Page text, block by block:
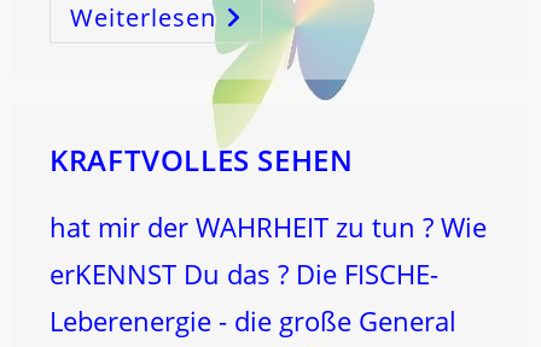
Weiterlesen5
–
SCHLÜSSELZAHL
Für
Den
Zahlenreigen
Und
Das
Leben!
KRAFTVOLLES SEHEN
hat mir der WAHRHEIT zu tun ? Wie
erKENNST Du das ? Die FISCHE-
Leberenergie - die große General